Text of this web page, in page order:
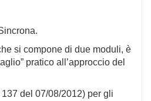
si compone di due moduli, è
pratico all’approccio del
del 07/08/2012) per gli